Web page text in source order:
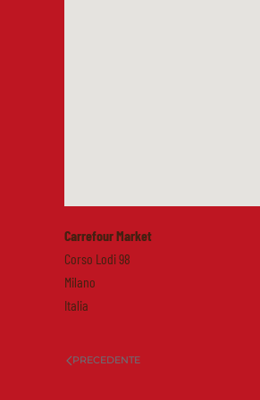
Carrefour Market
Corso Lodi 98
Milano
Italia
PRECEDENTE